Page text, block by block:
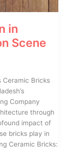
in
Scene
Ceramic Bricks
Company
through
impact of
bricks play in
Ceramic Bricks: